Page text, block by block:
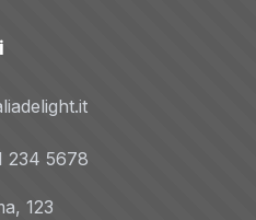
234 5678
123